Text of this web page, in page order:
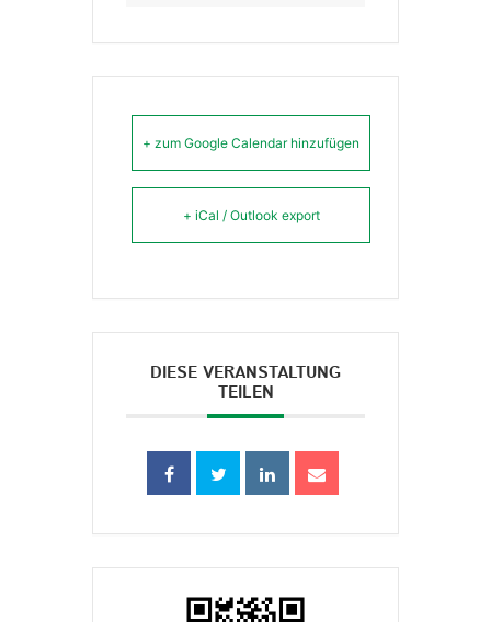
+ zum Google Calendar hinzufügen
+ iCal / Outlook export
DIESE VERANSTALTUNG
TEILEN